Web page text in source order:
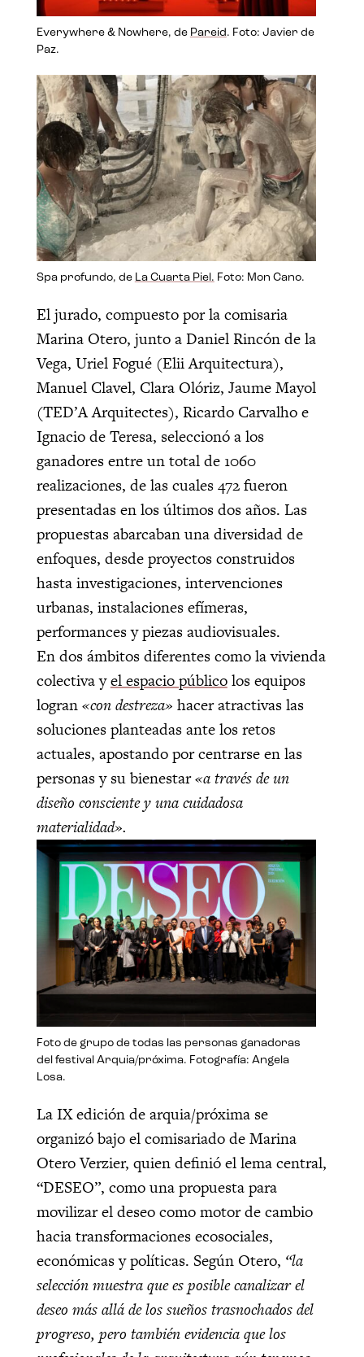
Everywhere & Nowhere, de Pareid . Foto: Javier de
Paz.
Spa profundo, de La Cuarta Piel. Foto: Mon Cano.
El jurado, compuesto por la comisaria
Marina Otero, junto a Daniel Rincón de la
Vega, Uriel Fogué (Elii Arquitectura),
Manuel Clavel, Clara Olóriz, Jaume Mayol
(TED’A Arquitectes), Ricardo Carvalho e
Ignacio de Teresa, seleccionó a los
ganadores entre un total de 1060
realizaciones, de las cuales 472 fueron
presentadas en los últimos dos años. Las
propuestas abarcaban una diversidad de
enfoques, desde proyectos construidos
hasta investigaciones, intervenciones
urbanas, instalaciones efímeras,
performances y piezas audiovisuales.
En dos ámbitos diferentes como la vivienda
colectiva yel espacio públicolos equipos
logran«con destreza» hacer atractivas las
soluciones planteadas ante los retos
actuales, apostando por centrarse en las
personas y su bienestar«a través de un
diseño consciente y una cuidadosa
materialidad».
Foto de grupo de todas las personas ganadoras
del festival Arquia/próxima. Fotografía: Angela
Losa.
La IX edición de arquia/próxima se
organizó bajo el comisariado de Marina
Otero Verzier, quien definió el lema central,
“DESEO”, como una propuesta para
movilizar el deseo como motor de cambio
hacia transformaciones ecosociales,
económicas y políticas. Según Otero, “la
selección muestra que es posible canalizar el
deseo más allá de los sueños trasnochados del
progreso, pero también evidencia que los